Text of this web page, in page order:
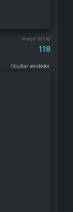
Preço (HTR)
118
Ocultar vendedor